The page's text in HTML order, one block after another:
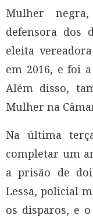
Mulher
defensora dos
eleita
em 2016, e foi
Além disso,
Mulher na
Na última
completar um
a prisão de
Lessa, policial
os disparos, e